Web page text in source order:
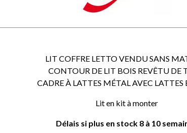
LIT COFFRE LETTO VENDU SANS
CONTOUR DE LIT BOIS REVÊTU DE
CADRE À LATTES MÉTAL AVEC LATTES
Lit en kit à monter
Délais si plus en stock 8 à 10